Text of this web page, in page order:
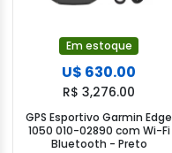
Em estoque
U$ 630.00
R$ 3,276.00
GPS Esportivo Garmin Edge
1050 010-02890 com Wi-Fi
Bluetooth - Preto